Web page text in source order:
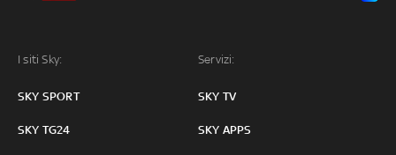
I siti Sky:
SKY SPORT
SKY TG24
Servizi:
SKY TV
SKY APPS